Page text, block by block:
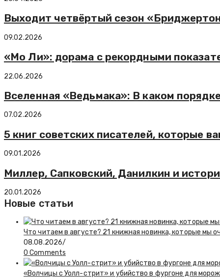
Выходит четвёртый сезон
09.02.2026
«Мо Ли»: дорама с рекордными
22.06.2026
Вселенная «Ведьмака»: В каком
07.02.2026
5 книг советских писателей, которые
09.01.2026
Миллер, Сапковский, Данилкин и
20.01.2026
Новые статьи
Что читаем в августе? 21 книжная новинка, которые мы
08.08.2026/
0 Comments
«Волчицы с Уолл-стрит» и убийство в фургоне для